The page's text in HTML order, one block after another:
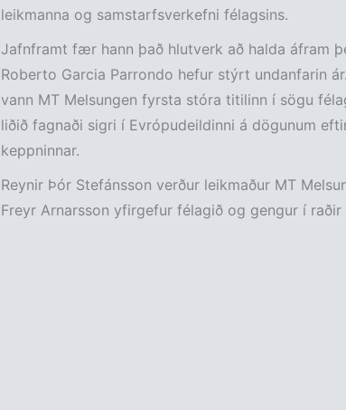
leikmanna og samstarfsverkefni félagsins.
Jafnframt fær hann það hlutverk að halda áfram
Roberto Garcia Parrondo hefur stýrt undanfarin
vann MT Melsungen fyrsta stóra titilinn í sögu
liðið fagnaði sigri í Evrópudeildinni á dögunum
keppninnar.
Reynir Þór Stefánsson verður leikmaður MT
Freyr Arnarsson yfirgefur félagið og gengur í raðir